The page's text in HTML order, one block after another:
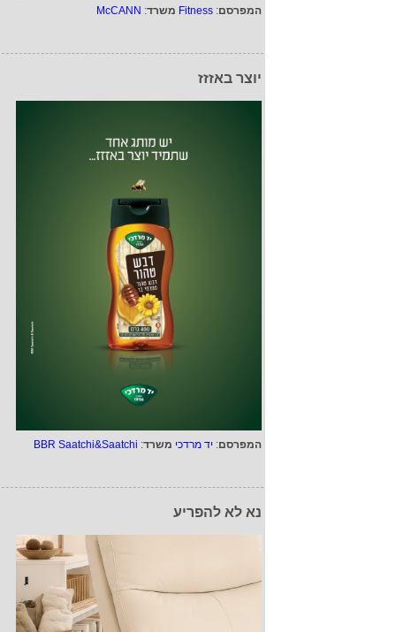
המפרסם:
Fitness משרד:
McCANN
יוצר באזזז
המפרסם: יד מרדכי משרד:
BBR Saatchi&Saatchi
נא לא להפריע